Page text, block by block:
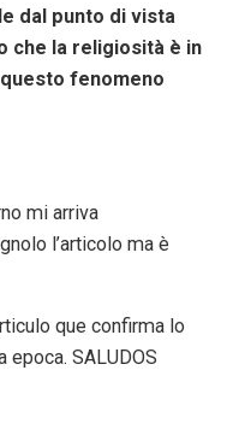
dal punto di vista
che la religiosità è in
fenomeno
mi arriva
l’articolo ma è
que confirma lo
SALUDOS